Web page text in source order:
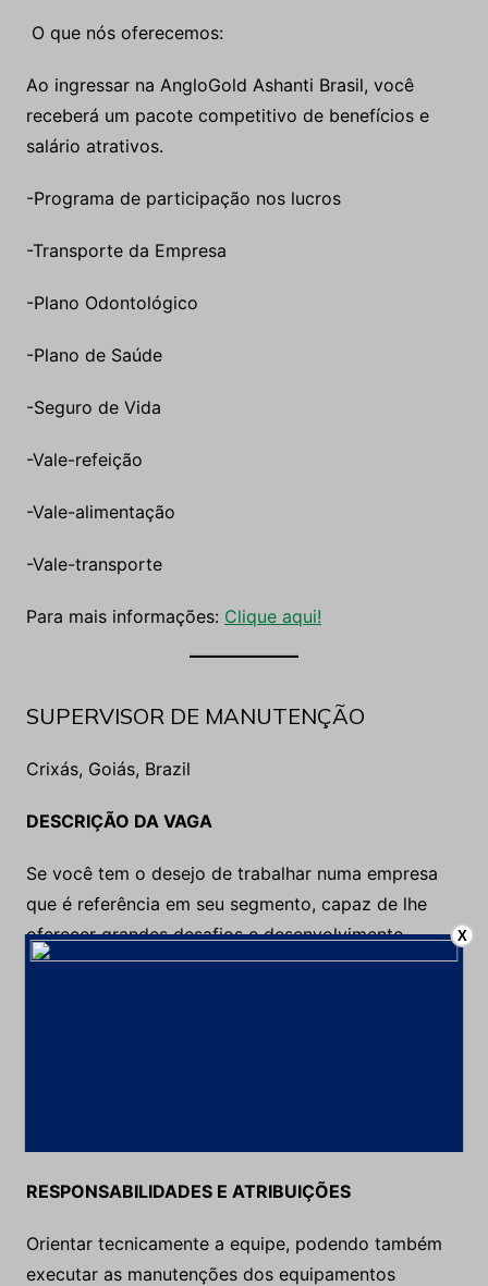
O que nós oferecemos:
Ao ingressar na AngloGold Ashanti Brasil, você
receberá um pacote competitivo de benefícios e
salário atrativos.
-Programa de participação nos lucros
-Transporte da Empresa
-Plano Odontológico
-Plano de Saúde
-Seguro de Vida
-Vale-refeição
-Vale-alimentação
-Vale-transporte
Para mais informações: Clique aqui!
SUPERVISOR DE MANUTENÇÃO
Crixás, Goiás, Brazil
DESCRIÇÃO DA VAGA
Se você tem o desejo de trabalhar numa empresa
que é referência em seu segmento, capaz de lhe
oferecer grandes desafios e desenvolvimento
profissional, está no caminho correto.
RESPONSABILIDADES E ATRIBUIÇÕES
Orientar tecnicamente a equipe, podendo também
executar as manutenções dos equipamentos
X